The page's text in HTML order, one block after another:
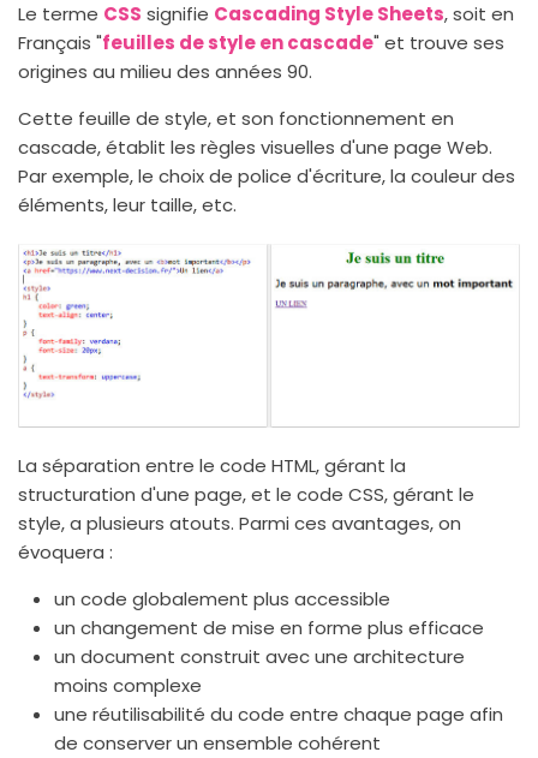
Le terme CSS signifie Cascading Style Sheets, soit en
Français "feuilles de style en cascade" et trouve ses
origines au milieu des années 90.
Cette feuille de style, et son fonctionnement en
cascade, établit les règles visuelles d'une page Web.
Par exemple, le choix de police d'écriture, la couleur des
éléments, leur taille, etc.
La séparation entre le code HTML, gérant la
structuration d'une page, et le code CSS, gérant le
style, a plusieurs atouts. Parmi ces avantages, on
évoquera :
un code globalement plus accessible
un changement de mise en forme plus efficace
un document construit avec une architecture
moins complexe
une réutilisabilité du code entre chaque page afin
de conserver un ensemble cohérent